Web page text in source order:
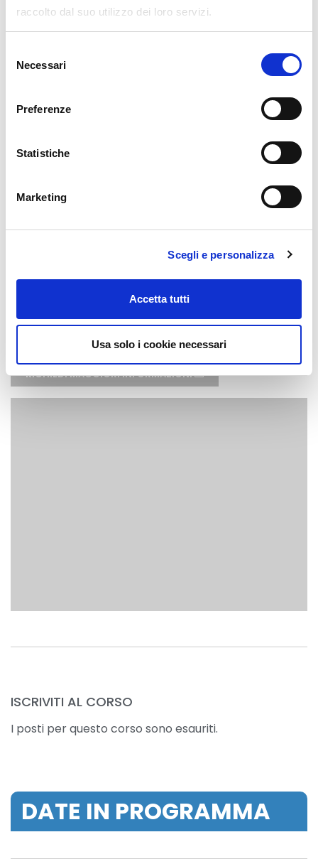
raccolto dal suo utilizzo dei loro servizi.
delNecessari
Preferenze
Statistiche
Marketing
Scegli e personalizza
Accetta tutti
Usa solo i cookie necessari
Durata
ONLINE da: TEXA S.p.A.
durata:6 ore
RICHIEDI MAGGIORI INFORMAZIONI
ISCRIVITI AL CORSO
I posti per questo corso sono esauriti.
DATE IN PROGRAMMA